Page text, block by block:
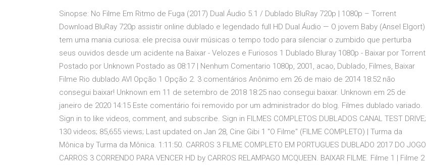
Sinopse: No Filme Em Ritmo de Fuga (2017) Dual Áudio 5.1 / Dublado BluRay 720p | 1080p – Torrent
Download BluRay 720p assistir online dublado e legendado full HD Dual Áudio — O jovem Baby (Ansel Elgort)
tem uma mania curiosa: ele precisa ouvir músicas o tempo todo para silenciar o zumbido que perturba
seus ouvidos desde um acidente na Baixar - Velozes e Furiosos 1 Dublado Bluray 1080p - Baixar por Torrent
Postado por Unknown Postado as 08:17 | Nenhum Comentario 1080p, 2001, acao, Dublado, Filmes, Baixar
Filme Rio dublado AVI Opção 1 Opção 2. 3 comentários Anônimo em 26 de maio de 2014 18:52 não
consegui baixar! Unknown em 11 de setembro de 2018 18:25 nao consegui baixar. Unknown em 25 de
janeiro de 2020 14:15 Este comentário foi removido por um administrador do blog. Filmes dublado variado.
Sign in to like videos, comment, and subscribe. Sign in FILMES COMPLETOS DUBLADOS CANAL TEST DRIVE;
130 videos; 85,655 views; Last updated on Jan 28, Cine Gibi 1 "O Filme" (FILME COMPLETO) | Turma da
Mônica by Turma da Mônica. 1:11:50. CARROS 3 FILME COMPLETO EM PORTUGUES DUBLADO 2017 DO JOGO
CARROS 3 CORRENDO PARA VENCER HD by CARROS RELAMPAGO MCQUEEN. BAIXAR FILME. Filme 1 | Filme 2